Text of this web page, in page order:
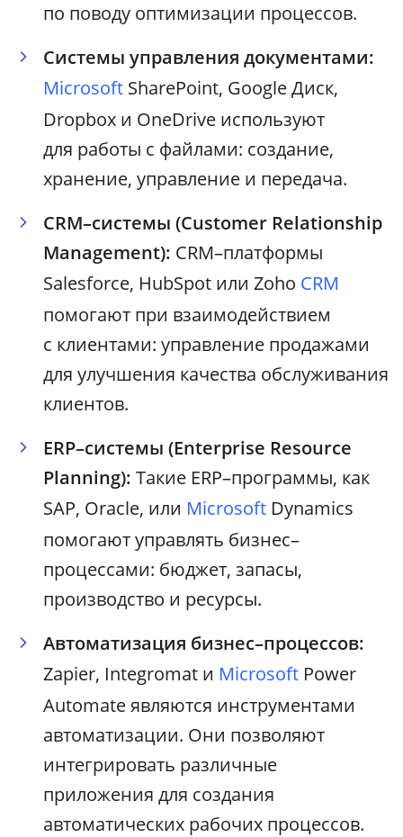
по поводу оптимизации процессов.
Системы управления документами:
Microsoft SharePoint, Google Диск,
Dropbox и OneDrive используют
для работы с файлами: создание,
хранение, управление и передача.
CRM–системы (Customer Relationship
Management): CRM–платформы
Salesforce, HubSpot или Zoho CRM
помогают при взаимодействием
с клиентами: управление продажами
для улучшения качества обслуживания
клиентов.
ERP–системы (Enterprise Resource
Planning): Такие ERP–программы, как
SAP, Oracle, или Microsoft Dynamics
помогают управлять бизнес–
процессами: бюджет, запасы,
производство и ресурсы.
Автоматизация бизнес–процессов:
Zapier, Integromat и Microsoft Power
Automate являются инструментами
автоматизации. Они позволяют
интегрировать различные
приложения для создания
автоматических рабочих процессов.